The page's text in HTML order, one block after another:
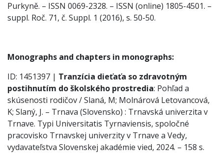
Purkyně. – ISSN 0069-2328. – ISSN (online) 1805-4501. –
suppl. Roč. 71, č. Suppl. 1 (2016), s. 50-50.
Monographs and chapters in monographs:
ID: 1451397 | Tranzícia dieťaťa so zdravotným
postihnutím do školského prostredia: Pohľad a
skúsenosti rodičov / Slaná, M; Molnárová Letovancová,
K; Slaný, J. – Trnava (Slovensko) : Trnavská univerzita v
Trnave. Typi Universitatis Tyrnaviensis, spoločné
pracovisko Trnavskej univerzity v Trnave a Vedy,
vydavateľstva Slovenskej akadémie vied, 2024. – 158 s.